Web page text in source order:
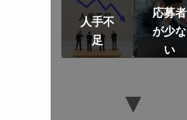
人手不
足
応募者
が少な
い
▼